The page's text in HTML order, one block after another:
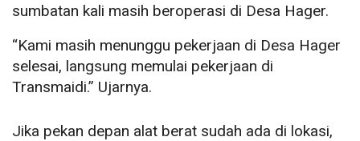
sumbatan kali masih beroperasi di Desa Hager.
“Kami masih menunggu pekerjaan di Desa Hager
selesai, langsung memulai pekerjaan di
Transmaidi.” Ujarnya.
Jika pekan depan alat berat sudah ada di lokasi,